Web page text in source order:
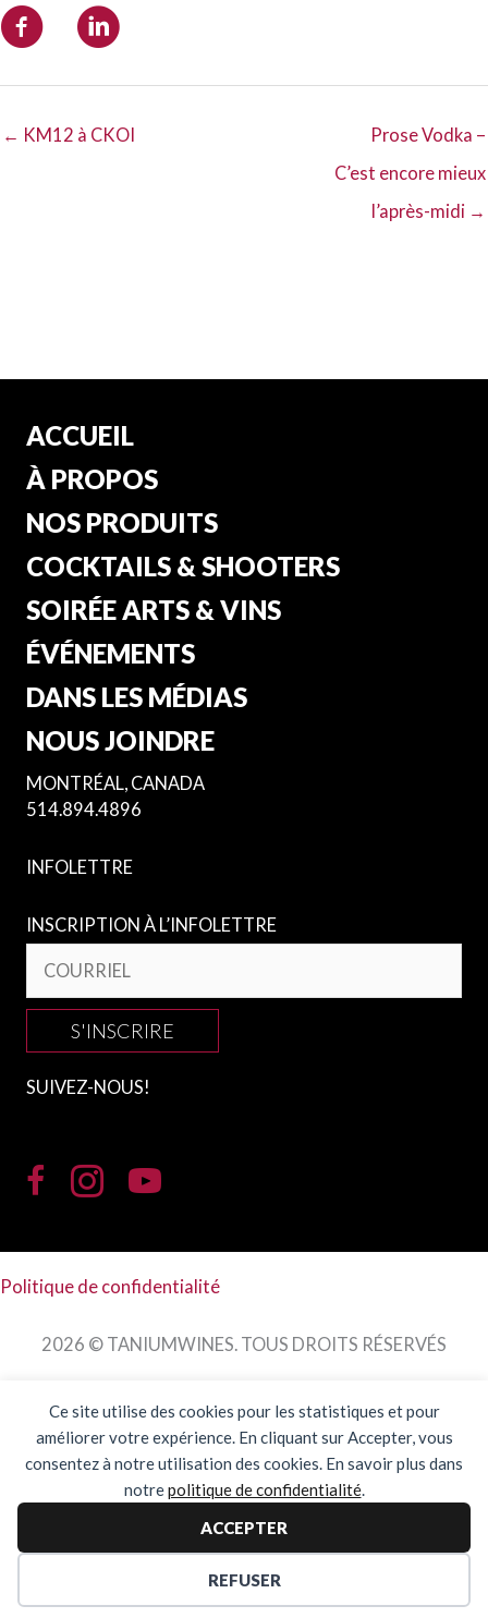
Ce site utilise des cookies pour les statistiques et pour
améliorer votre expérience. En cliquant sur Accepter, vous
consentez à notre utilisation des cookies. En savoir plus dans
notrepolitique de confidentialité.
ACCEPTER
REFUSER
← KM12 à CKOI
Prose Vodka –
C’est encore mieux
l’après-midi →
ACCUEIL
À PROPOS
NOS PRODUITS
COCKTAILS & SHOOTERS
SOIRÉE ARTS & VINS
ÉVÉNEMENTS
DANS LES MÉDIAS
NOUS JOINDRE
MONTRÉAL, CANADA
514.894.4896
INFOLETTRE
INSCRIPTION À L’INFOLETTRE
S'INSCRIRE
SUIVEZ-NOUS!
Politique de confidentialité
2026 © TANIUMWINES. TOUS DROITS RÉSERVÉS
WEB DESIGN /KO DESIGN WEB